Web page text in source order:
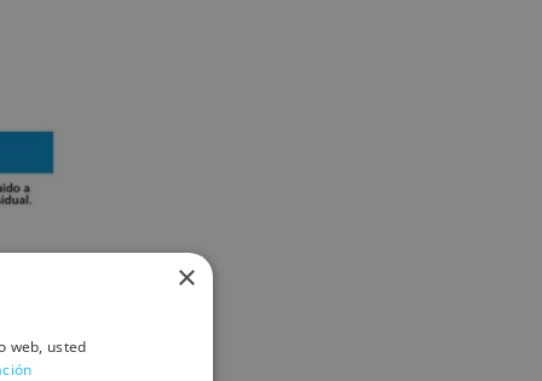
×
web, usted